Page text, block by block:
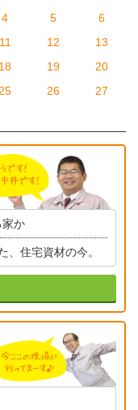
4 5
6
11 12
13
18 19
20
25 26
27
家か
、住宅資材の今。